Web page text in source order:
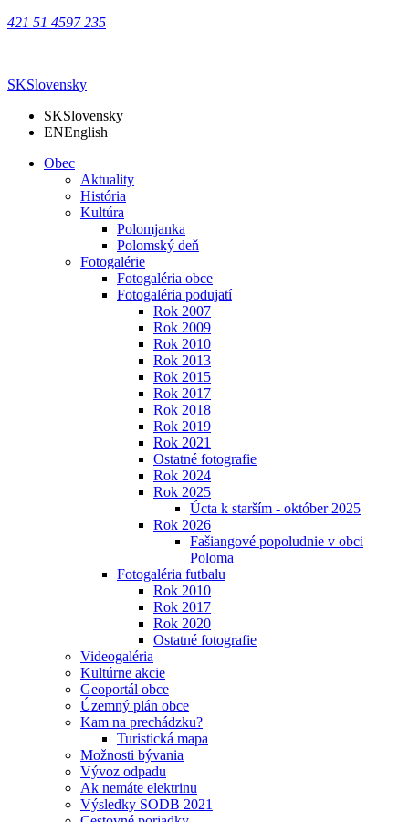
421 51 4597 235
SKSlovensky
SKSlovensky
ENEnglish
Obec
Aktuality
História
Kultúra
Polomjanka
Polomský deň
Fotogalérie
Fotogaléria obce
Fotogaléria podujatí
Rok 2007
Rok 2009
Rok 2010
Rok 2013
Rok 2015
Rok 2017
Rok 2018
Rok 2019
Rok 2021
Ostatné fotografie
Rok 2024
Rok 2025
Úcta k starším - október 2025
Rok 2026
Fašiangové popoludnie v obci
Poloma
Fotogaléria futbalu
Rok 2010
Rok 2017
Rok 2020
Ostatné fotografie
Videogaléria
Kultúrne akcie
Geoportál obce
Územný plán obce
Kam na prechádzku?
Turistická mapa
Možnosti bývania
Vývoz odpadu
Ak nemáte elektrinu
Výsledky SODB 2021